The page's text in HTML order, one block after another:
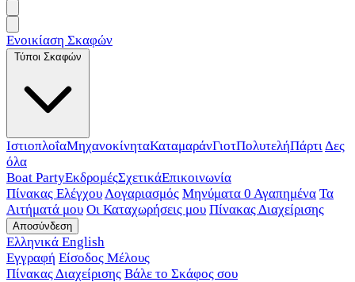
Ενοικίαση Σκαφών
Τύποι Σκαφών
ΙστιοπλοΐαΜηχανοκίνηταΚαταμαράνΓιοτΠολυτελήΠάρτιΔες
όλα
Boat PartyΕκδρομέςΣχετικάΕπικοινωνία
Πίνακας ΕλέγχουΛογαριασμός Μηνύματα 0 Αγαπημένα Τα
Αιτήματά μου Οι Καταχωρήσεις μου Πίνακας Διαχείρισης
Αποσύνδεση
Ελληνικά English
Εγγραφή Είσοδος Μέλους
Πίνακας Διαχείρισης Βάλε το Σκάφος σου